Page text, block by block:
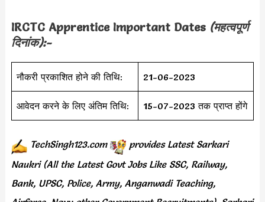
IRCTC Apprentice Important Dates (महत्वपूर्ण
दिनांक):-
नौकरी प्रकाशित होने की तिथि: 21-06-2023
आवेदन करने के लिए अंतिम तिथि: 15-07-2023 तक प्राप्त होंगे
TechSingh123.com provides Latest Sarkari
Naukri (All the Latest Govt Jobs Like SSC, Railway,
Bank, UPSC, Police, Army, Anganwadi Teaching,